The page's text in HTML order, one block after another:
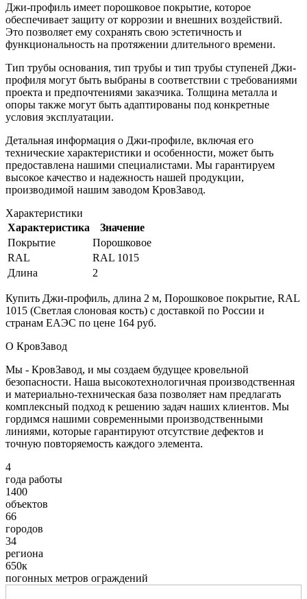
Джи-профиль имеет порошковое покрытие, которое
обеспечивает защиту от коррозии и внешних воздействий.
Это позволяет ему сохранять свою эстетичность и
функциональность на протяжении длительного времени.
Тип трубы основания, тип трубы и тип трубы ступеней Джи-
профиля могут быть выбраны в соответствии с требованиями
проекта и предпочтениями заказчика. Толщина металла и
опоры также могут быть адаптированы под конкретные
условия эксплуатации.
Детальная информация о Джи-профиле, включая его
технические характеристики и особенности, может быть
предоставлена нашими специалистами. Мы гарантируем
высокое качество и надежность нашей продукции,
производимой нашим заводом КровЗавод.
Характеристики
Характеристика
Значение
Покрытие
Порошковое
RAL
RAL 1015
Длина
2
Купить Джи-профиль, длина 2 м, Порошковое покрытие, RAL
1015 (Светлая слоновая кость) с доставкой по России и
странам ЕАЭС по цене 164 руб.
О КровЗавод
Мы - КровЗавод, и мы создаем будущее кровельной
безопасности. Наша высокотехнологичная производственная
и материально-техническая база позволяет нам предлагать
комплексный подход к решению задач наших клиентов. Мы
гордимся нашими современными производственными
линиями, которые гарантируют отсутствие дефектов и
точную повторяемость каждого элемента.
4
года работы
1400
объектов
66
городов
34
региона
650к
погонных метров ограждений